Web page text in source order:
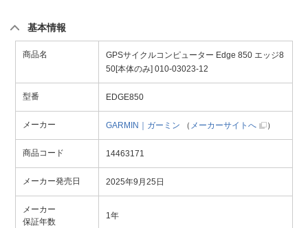
基本情報
商品名
GPSサイクルコンピューター Edge 850 エッジ8
50[本体のみ] 010-03023-12
型番 EDGE850
メーカー GARMIN｜ガーミン （ メーカーサイトへ ）
商品コード 14463171
メーカー発売日 2025年9月25日
メーカー
保証年数
1年